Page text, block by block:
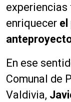
experiencias
enriquecer el
En ese
Comunal de
Valdivia,